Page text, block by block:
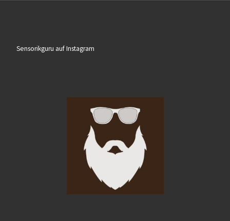
Sensorikguru auf Instagram